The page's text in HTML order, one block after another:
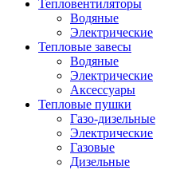
Тепловентиляторы
Водяные
Электрические
Тепловые завесы
Водяные
Электрические
Аксессуары
Тепловые пушки
Газо-дизельные
Электрические
Газовые
Дизельные